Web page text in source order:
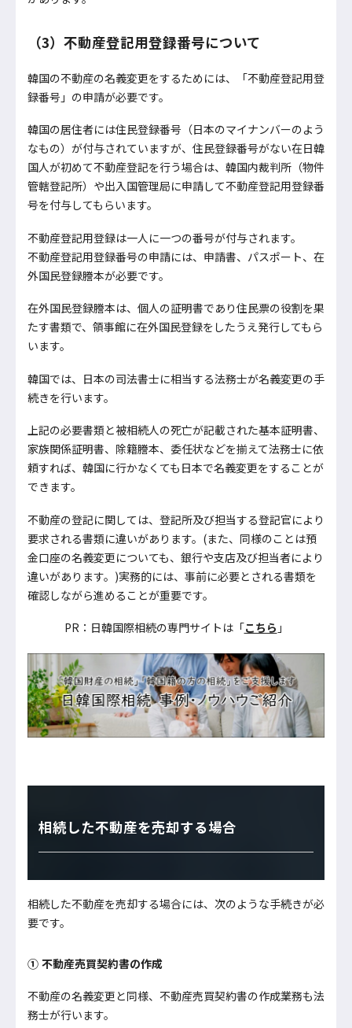
（3）不動産登記用登録番号について
韓国の不動産の名義変更をするためには、「不動産登記用登
録番号」の申請が必要です。
韓国の居住者には住民登録番号（日本のマイナンバーのよう
なもの）が付与されていますが、住民登録番号がない在日韓
国人が初めて不動産登記を行う場合は、韓国内裁判所（物件
管轄登記所）や出入国管理局に申請して不動産登記用登録番
号を付与してもらいます。
不動産登記用登録は一人に一つの番号が付与されます。
不動産登記用登録番号の申請には、申請書、パスポート、在
外国民登録謄本が必要です。
在外国民登録謄本は、個人の証明書であり住民票の役割を果
たす書類で、領事館に在外国民登録をしたうえ発行してもら
います。
韓国では、日本の司法書士に相当する法務士が名義変更の手
続きを行います。
上記の必要書類と被相続人の死亡が記載された基本証明書、
家族関係証明書、除籍謄本、委任状などを揃えて法務士に依
頼すれば、韓国に行かなくても日本で名義変更をすることが
できます。
不動産の登記に関しては、登記所及び担当する登記官により
要求される書類に違いがあります。(また、同様のことは預
金口座の名義変更についても、銀行や支店及び担当者により
違いがあります。)実務的には、事前に必要とされる書類を
確認しながら進めることが重要です。
PR：日韓国際相続の専門サイトは「こちら 」
相続した不動産を売却する場合
相続した不動産を売却する場合には、次のような手続きが必
要です。
① 不動産売買契約書の作成
不動産の名義変更と同様、不動産売買契約書の作成業務も法
務士が行います。